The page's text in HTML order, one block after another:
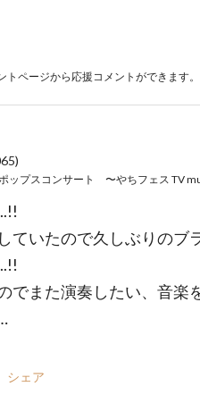
トページから応援コメントができます。
ていたので久しぶりのブ
でまた演奏したい、音楽
シェア